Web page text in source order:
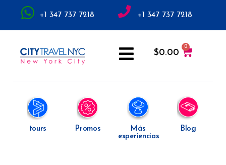
+1 347 737 7218 +1 347 737 7218
$0.00
tours Promos
Más
experiencias
Blog